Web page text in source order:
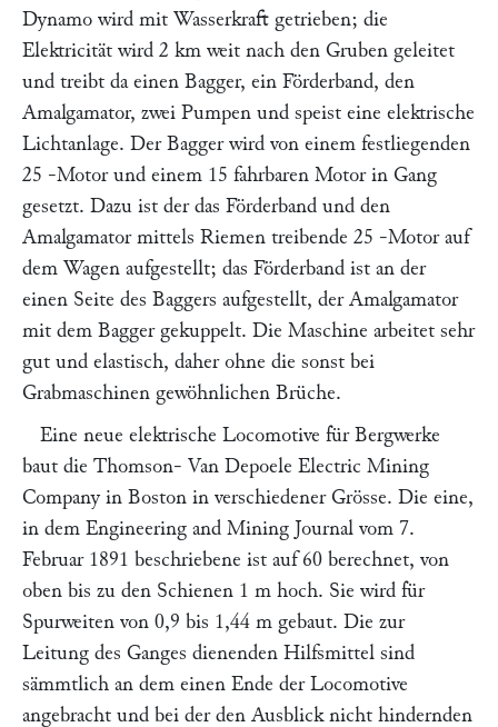
Dynamo wird mit Wasserkraft getrieben; die
Elektricität wird 2 km weit nach den Gruben geleitet
und treibt da einen Bagger, ein Förderband, den
Amalgamator, zwei Pumpen und speist eine elektrische
Lichtanlage. Der Bagger wird von einem festliegenden
25 -Motor und einem 15 fahrbaren Motor in Gang
gesetzt. Dazu ist der das Förderband und den
Amalgamator mittels Riemen treibende 25 -Motor auf
dem Wagen aufgestellt; das Förderband ist an der
einen Seite des Baggers aufgestellt, der Amalgamator
mit dem Bagger gekuppelt. Die Maschine arbeitet sehr
gut und elastisch, daher ohne die sonst bei
Grabmaschinen gewöhnlichen Brüche.
Eine neue elektrische Locomotive für Bergwerke
baut die Thomson- Van Depoele Electric Mining
Companyin Boston in verschiedener Grösse. Die eine,
in dem Engineering and Mining Journal vom 7.
Februar 1891 beschriebene ist auf 60 berechnet, von
oben bis zu den Schienen 1 m hoch. Sie wird für
Spurweiten von 0,9 bis 1,44 m gebaut. Die zur
Leitung des Ganges dienenden Hilfsmittel sind
sämmtlich an dem einen Ende der Locomotive
angebracht und bei der den Ausblick nicht hindernden